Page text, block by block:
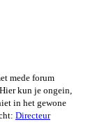
mede forum
kun je ongein,
in het gewone
Directeur